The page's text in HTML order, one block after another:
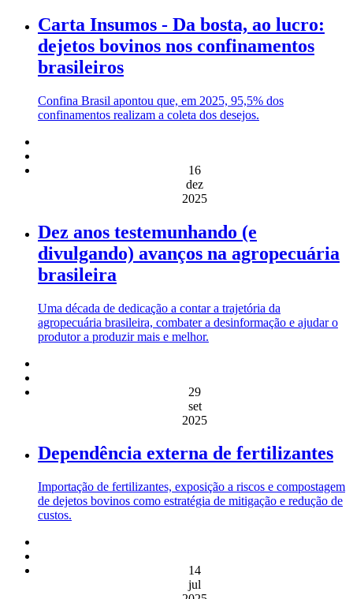
Carta Insumos - Da bosta, ao lucro:
dejetos bovinos nos confinamentos
brasileiros
Confina Brasil apontou que, em 2025, 95,5% dos
confinamentos realizam a coleta dos desejos.
16
dez
2025
Dez anos testemunhando (e
divulgando) avanços na agropecuária
brasileira
Uma década de dedicação a contar a trajetória da
agropecuária brasileira, combater a desinformação e ajudar o
produtor a produzir mais e melhor.
29
set
2025
Dependência externa de fertilizantes
Importação de fertilizantes, exposição a riscos e compostagem
de dejetos bovinos como estratégia de mitigação e redução de
custos.
14
jul